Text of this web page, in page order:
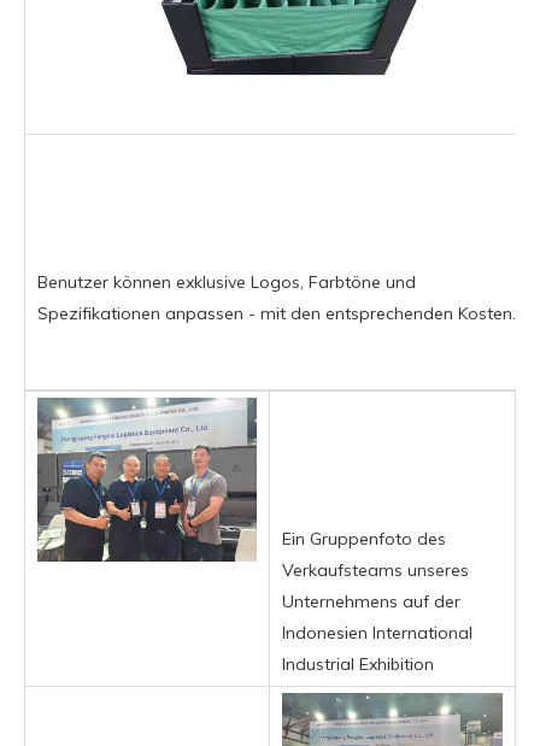
Benutzer können exklusive Logos, Farbtöne und
Spezifikationen anpassen - mit den entsprechenden Kosten.
Ein Gruppenfoto des
Verkaufsteams unseres
Unternehmens auf der
Indonesien International
Industrial Exhibition